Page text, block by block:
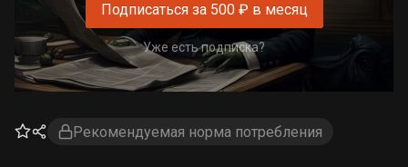
Подписаться за 500 ₽ в месяц
Уже есть подписка?
Рекомендуемая норма потребления